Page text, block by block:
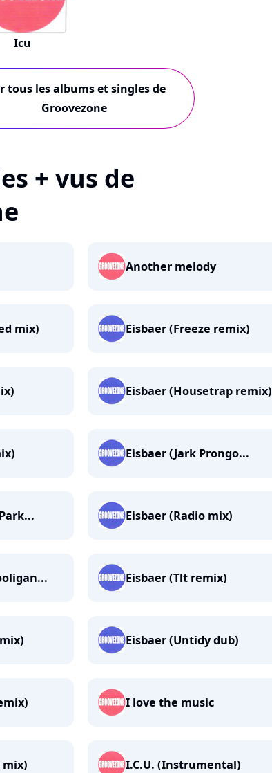
Icu
tous les albums et singles de
Groovezone
+ vus de
Another melody
mix) Eisbaer (Freeze remix)
Eisbaer (Housetrap remix)
Eisbaer (Jark Prongo...
Eisbaer (Radio mix)
Eisbaer (Tlt remix)
Eisbaer (Untidy dub)
I love the music
mix) I.C.U. (Instrumental)